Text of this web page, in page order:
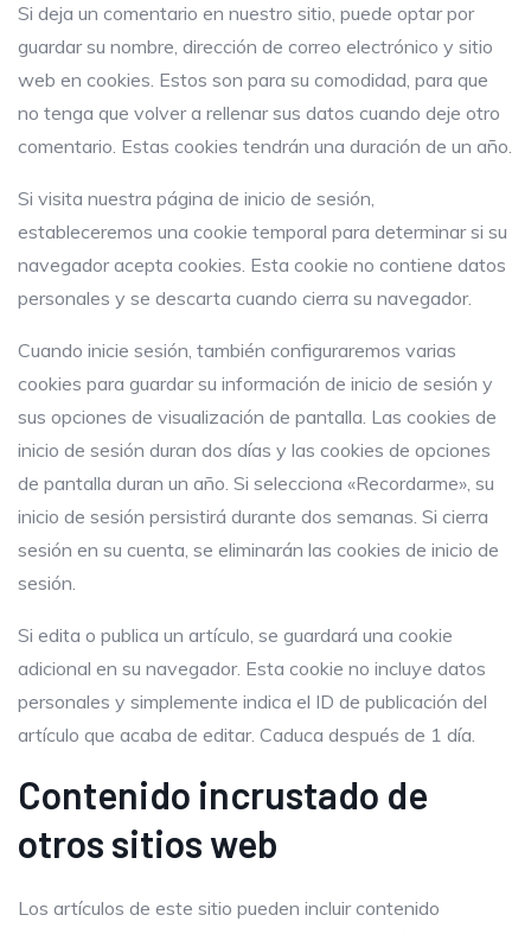
Si deja un comentario en nuestro sitio, puede optar por
guardar su nombre, dirección de correo electrónico y sitio
web en cookies. Estos son para su comodidad, para que
no tenga que volver a rellenar sus datos cuando deje otro
comentario. Estas cookies tendrán una duración de un año.
Si visita nuestra página de inicio de sesión,
estableceremos una cookie temporal para determinar si su
navegador acepta cookies. Esta cookie no contiene datos
personales y se descarta cuando cierra su navegador.
Cuando inicie sesión, también configuraremos varias
cookies para guardar su información de inicio de sesión y
sus opciones de visualización de pantalla. Las cookies de
inicio de sesión duran dos días y las cookies de opciones
de pantalla duran un año. Si selecciona «Recordarme», su
inicio de sesión persistirá durante dos semanas. Si cierra
sesión en su cuenta, se eliminarán las cookies de inicio de
sesión.
Si edita o publica un artículo, se guardará una cookie
adicional en su navegador. Esta cookie no incluye datos
personales y simplemente indica el ID de publicación del
artículo que acaba de editar. Caduca después de 1 día.
Contenido incrustado de
otros sitios web
Los artículos de este sitio pueden incluir contenido